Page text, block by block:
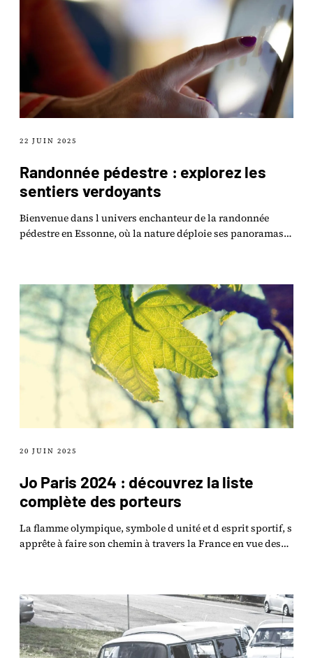
22 JUIN 2025
Randonnée pédestre : explorez les
sentiers verdoyants
Bienvenue dans l univers enchanteur de la randonnée
pédestre en Essonne, où la nature déploie ses panoramas
20 JUIN 2025
Jo Paris 2024 : découvrez la liste
complète des porteurs
La flamme olympique, symbole d unité et d esprit sportif, s
apprête à faire son chemin à travers la France en vue des